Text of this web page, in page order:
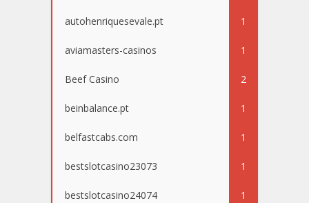
autohenriquesevale.pt 1
aviamasters-casinos 1
Beef Casino 2
beinbalance.pt 1
belfastcabs.com 1
bestslotcasino23073 1
bestslotcasino24074 1